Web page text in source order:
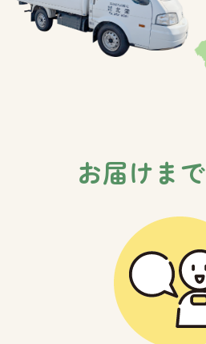
お届けま